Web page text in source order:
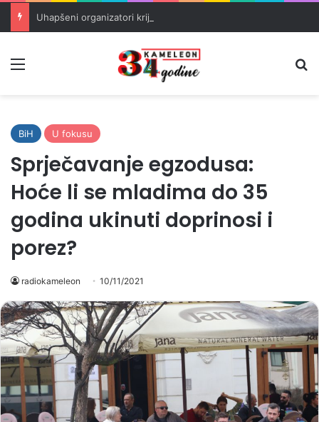
BiH U fokusu
Sprječavanje egzodusa:
Hoće li se mladima do 35
godina ukinuti doprinosi i
porez?
radiokameleon 10/11/2021